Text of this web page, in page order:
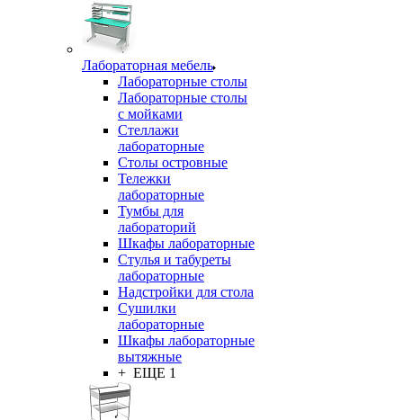
Лабораторная мебель
Лабораторные столы
Лабораторные столы
с мойками
Стеллажи
лабораторные
Столы островные
Тележки
лабораторные
Тумбы для
лабораторий
Шкафы лабораторные
Стулья и табуреты
лабораторные
Надстройки для стола
Сушилки
лабораторные
Шкафы лабораторные
вытяжные
+ ЕЩЕ 1